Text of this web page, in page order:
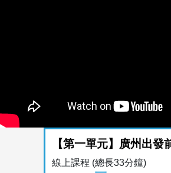
【第一單元】廣州出發
線上課程 (總長33分鐘)